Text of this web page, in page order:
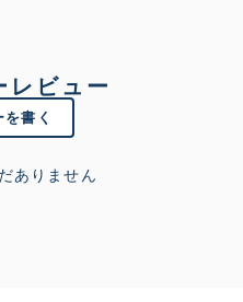
レビュー
を書く
ありません